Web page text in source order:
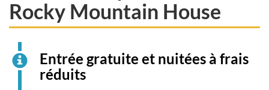
Rocky Mountain House
Entrée gratuite et nuitées à frais
réduits